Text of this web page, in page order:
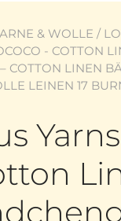
& WOLLE /
- COTTON
COTTON LINEN
LEINEN 17